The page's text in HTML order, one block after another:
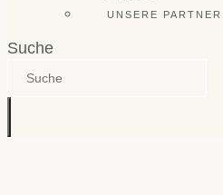
UNSERE PARTNER
Suche